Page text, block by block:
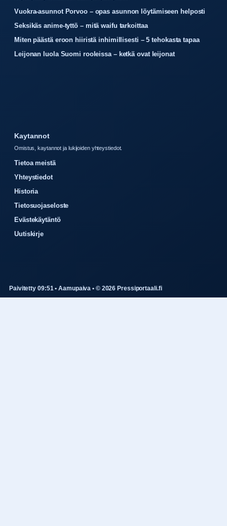
Vuokra-asunnot Porvoo – opas asunnon löytämiseen helposti
Seksikäs anime-tyttö – mitä waifu tarkoittaa
Miten päästä eroon hiiristä inhimillisesti – 5 tehokasta tapaa
Leijonan luola Suomi rooleissa – ketkä ovat leijonat
Kaytannot
Omistus, kaytannot ja lukijoiden yhteystiedot.
Tietoa meistä
Yhteystiedot
Historia
Tietosuojaseloste
Evästekäytäntö
Uutiskirje
Paivitetty 09:51 • Aamupaiva • © 2026 Pressiportaali.fi